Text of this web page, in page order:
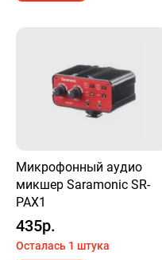
Микрофонный аудио
микшер Saramonic SR-
PAX1
435р.
Осталась 1 штука